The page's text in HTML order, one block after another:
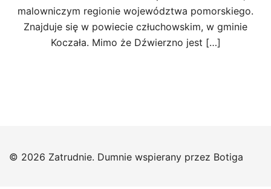
malowniczym regionie województwa pomorskiego.
Znajduje się w powiecie człuchowskim, w gminie
Koczała. Mimo że Dźwierzno jest […]
© 2026 Zatrudnie. Dumnie wspierany przez Botiga